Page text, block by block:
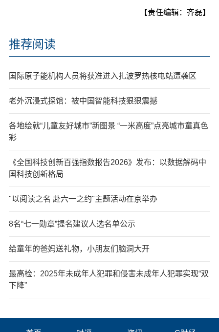
【责任编辑：齐磊】
推荐阅读
国际原子能机构人员将获准进入扎波罗热核电站遭袭区
老外沉浸式探馆：被中国智能科技狠狠震撼
各地绘就“儿童友好城市”新图景 “一米高度”点亮城市童真色
彩
《全国科技创新百强指数报告2026》发布：以数据解码中
国科技创新格局
"以阅读之名 赴六一之约"主题活动在京举办
8名“七一勋章”提名建议人选名单公示
给童年的爸妈送礼物，小朋友们脑洞大开
最高检：2025年未成年人犯罪和侵害未成年人犯罪实现“双
下降”